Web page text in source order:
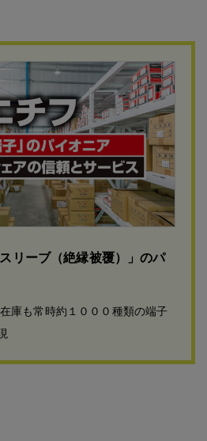
リーブ（絶縁被覆）」のパ
庫も常時約１０００種類の端子